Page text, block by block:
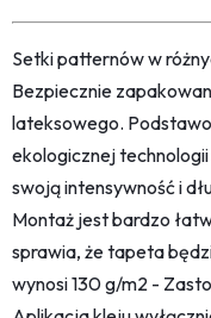
Setki patternów w
Bezpiecznie
lateksowego.
ekologicznej
swoją intensywność i
Montaż jest bardzo
sprawia, że tapeta
wynosi 130 g/m2 -